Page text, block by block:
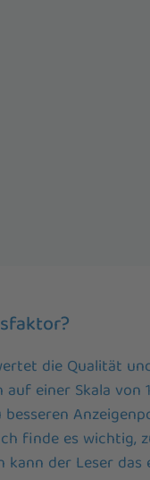
die Qualität
einer Skala von
finde es wichtig,
der Leser das